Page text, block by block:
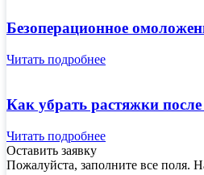
Безоперационное
Читать подробнее
Как убрать растяжки
Читать подробнее
Оставить заявку
Пожалуйста, заполните все поля.